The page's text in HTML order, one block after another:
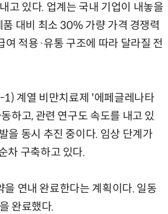
고 있다. 업계는 국내 기업이 내놓을
대비 최소 30% 가량 가격 경쟁력
적용·유통 구조에 따라 달라질 전
계열 비만치료제 '에페글레나타
하고, 관련 연구도 속도를 내고 있
을 동시 추진 중이다. 임상 단계가
차 구축하고 있다.
연내 완료한다는 계획이다. 일동
완료했다.